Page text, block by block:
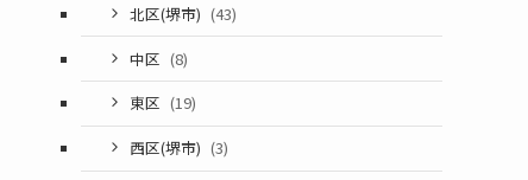
北区(堺市) (43)
中区 (8)
東区 (19)
西区(堺市) (3)